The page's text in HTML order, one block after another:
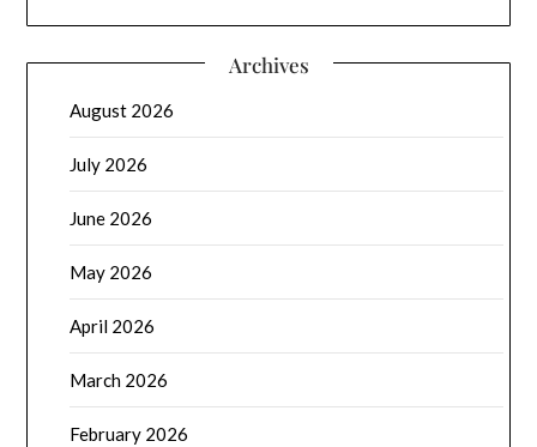
Archives
August 2026
July 2026
June 2026
May 2026
April 2026
March 2026
February 2026